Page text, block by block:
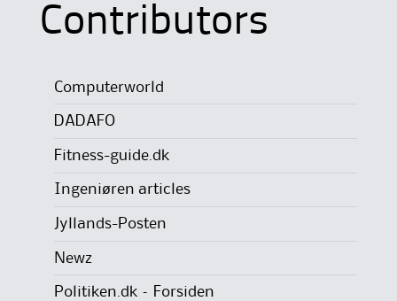
Contributors
Computerworld
DADAFO
Fitness-guide.dk
Ingeniøren articles
Jyllands-Posten
Newz
Politiken.dk – Forsiden